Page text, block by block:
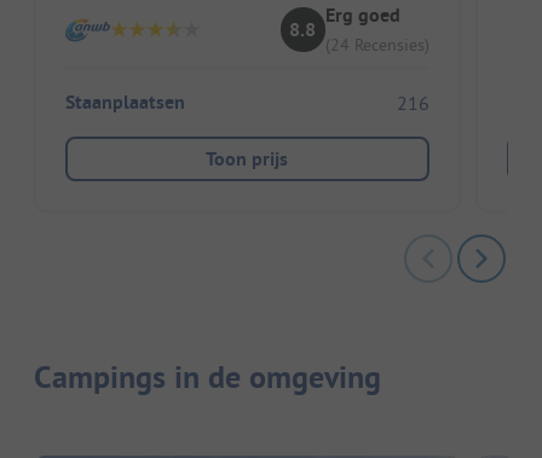
8.8
Erg goed
(24 Recensies)
Staanplaatsen 216
Toon prijs
Campings in de omgeving